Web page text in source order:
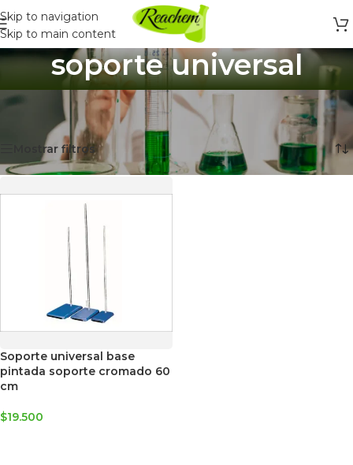
Skip to navigation
Skip to main content
soporte universal
Inicio
Productos etiquetados “soporte universal”
Mostrando el único resultado
Mostrar filtros
Soporte universal base
pintada soporte cromado 60
cm
$19.500